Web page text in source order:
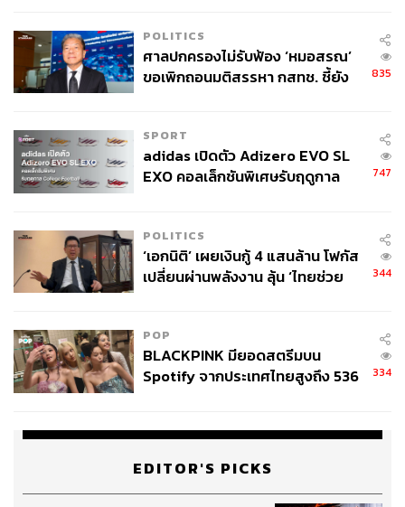
POLITICS
ศาลปกครองไม่รับฟ้อง ‘หมอสรณ’
ขอเพิกถอนมติสรรหา กสทช. ชี้ยัง
835
SPORT
adidas เปิดตัว Adizero EVO SL
EXO คอลเล็กชันพิเศษรับฤดูกาล
747
POLITICS
‘เอกนิติ’ เผยเงินกู้ 4 แสนล้าน โฟกัส
เปลี่ยนผ่านพลังงาน ลุ้น ‘ไทยช่วย
344
POP
BLACKPINK มียอดสตรีมบน
Spotify จากประเทศไทยสูงถึง 536
334
EDITOR'S PICKS